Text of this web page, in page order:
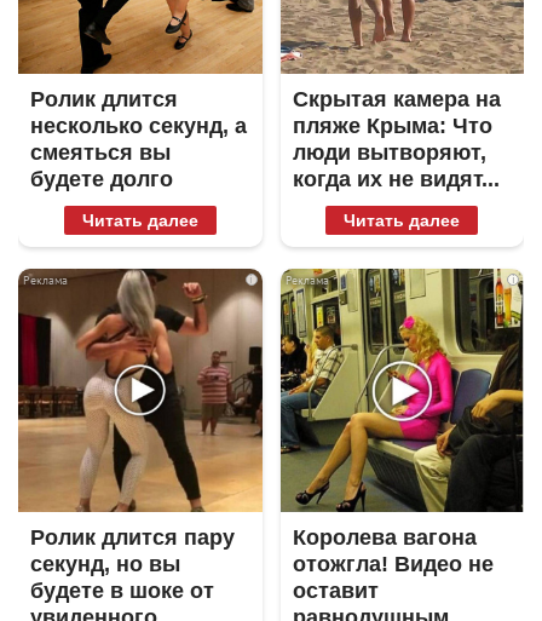
Ролик длится
несколько секунд, а
смеяться вы
будете долго
Читать далее
Скрытая камера на
пляже Крыма: Что
люди вытворяют,
когда их не видят...
Читать далее
i
Ролик длится пару
секунд, но вы
будете в шоке от
i
Королева вагона
отожгла! Видео не
оставит